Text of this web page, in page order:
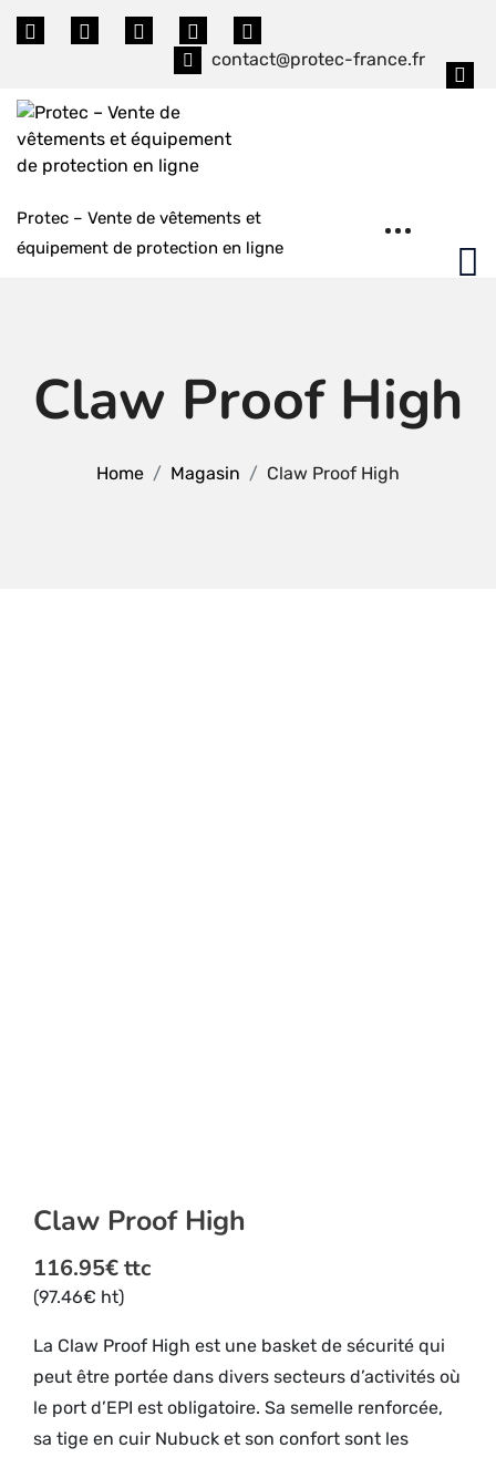
Skip
contact@protec-france.fr
Protec – Vente de vêtements et
équipement de protection en ligne
Claw Proof High
Home Magasin Claw Proof High
Claw Proof High
116.95€ttc
(97.46€ ht)
La Claw Proof High est une basket de sécurité qui
peut être portée dans divers secteurs d’activités où
le port d’EPI est obligatoire. Sa semelle renforcée,
sa tige en cuir Nubuck et son confort sont les